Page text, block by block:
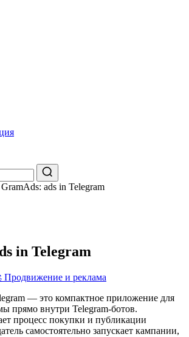
GramAds: ads in Telegram
in Telegram
Продвижение и реклама
— это компактное приложение для
прямо внутри Telegram-ботов.
процесс покупки и публикации
самостоятельно запускает кампании,